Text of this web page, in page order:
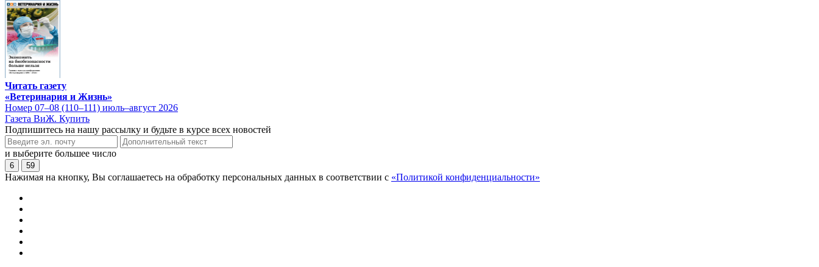
Читать газету
«Ветеринария и Жизнь»
Номер 07–08 (110–111) июль–август 2026
Газета ВиЖ. Купить
Подпишитесь на нашу рассылку и будьте в курсе всех новостей
и выберите большее число
6 59
Нажимая на кнопку, Вы соглашаетесь на обработку персональных данных в соответствии с «Политикой конфиденциальности»